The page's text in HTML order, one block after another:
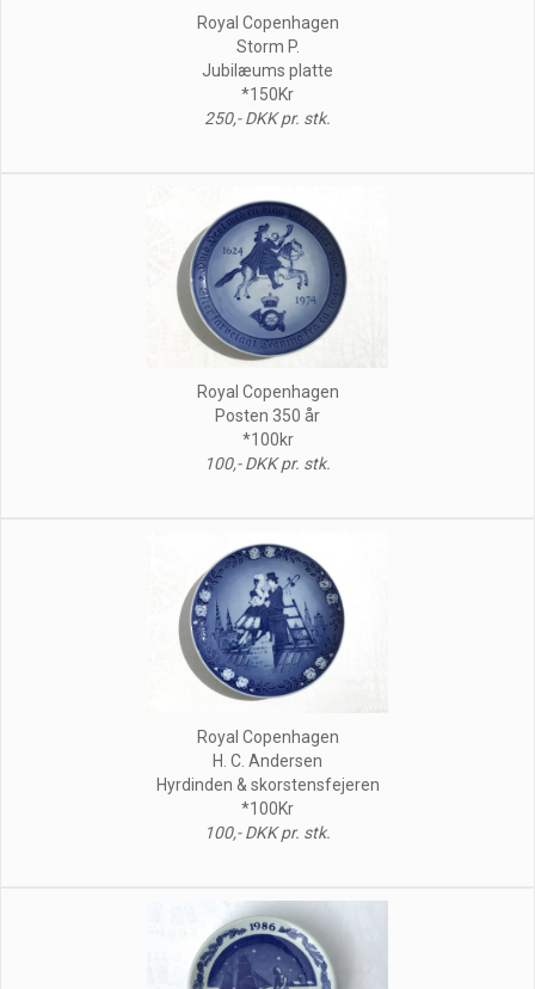
Royal Copenhagen
Storm P.
Jubilæums platte
*150Kr
250,- DKK pr. stk.
Royal Copenhagen
Posten 350 år
*100kr
100,- DKK pr. stk.
Royal Copenhagen
H. C. Andersen
Hyrdinden & skorstensfejeren
*100Kr
100,- DKK pr. stk.